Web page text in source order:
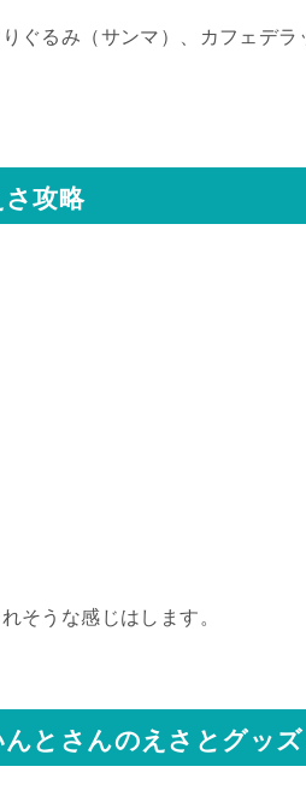
ぐるみ（サンマ）、カフェデ
攻略
そうな感じはします。
とさんのえさとグッズ